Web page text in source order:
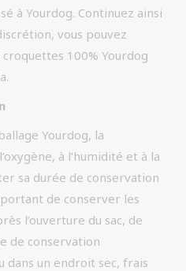
à Yourdog. Continuez ainsi
vous pouvez
100% Yourdog
Yourdog, la
à l’humidité et à la
sa durée de conservation
de conserver les
l’ouverture du sac, de
de conservation
dans un endroit sec, frais